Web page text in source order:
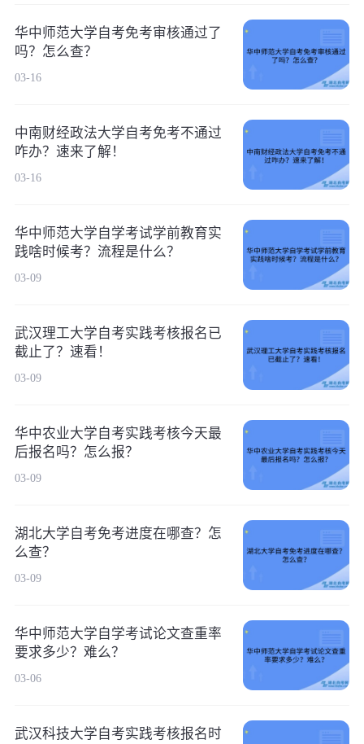
华中师范大学自考免考审核通过了
吗？怎么查？
03-16
中南财经政法大学自考免考不通过
咋办？速来了解！
03-16
华中师范大学自学考试学前教育实
践啥时候考？流程是什么？
03-09
武汉理工大学自考实践考核报名已
截止了？速看！
03-09
华中农业大学自考实践考核今天最
后报名吗？怎么报？
03-09
湖北大学自考免考进度在哪查？怎
么查？
03-09
华中师范大学自学考试论文查重率
要求多少？难么？
03-06
武汉科技大学自考实践考核报名时